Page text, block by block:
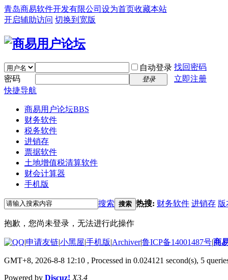
青岛商易软件开发有限公司 设为首页收藏本站
开启辅助访问 切换到宽版
自动登录 找回密码
密码
登录
立即注册
快捷导航
商易用户论坛BBS
财务软件
税务软件
进销存
票据软件
土地增值税清算软件
财会计算器
手机版
搜索 搜索 热搜: 财务软件 进销存 版
抱歉，您尚未登录，无法进行此操作
|申请友链|小黑屋|手机版|Archiver|鲁ICP备14001487号|商
GMT+8, 2026-8-8 12:10 , Processed in 0.024121 second(s), 5
Powered by Discuz! X3.4